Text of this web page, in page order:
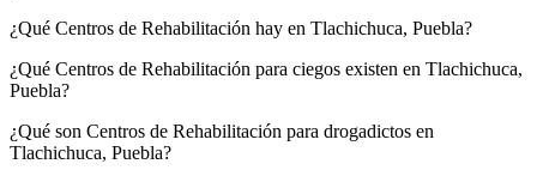
¿Qué Centros de Rehabilitación hay en Tlachichuca, Puebla?
¿Qué Centros de Rehabilitación para ciegos existen en Tlachichuca,
Puebla?
¿Qué son Centros de Rehabilitación para drogadictos en
Tlachichuca, Puebla?